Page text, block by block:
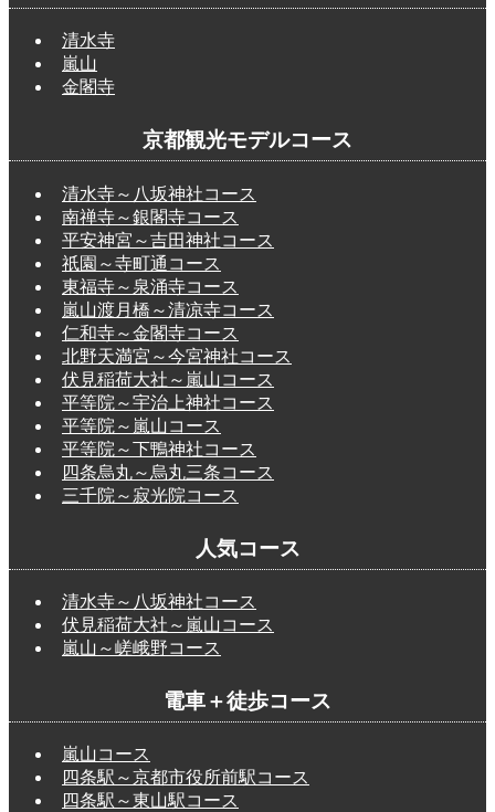
清水寺
嵐山
金閣寺
京都観光モデルコース
清水寺～八坂神社コース
南禅寺～銀閣寺コース
平安神宮～吉田神社コース
祇園～寺町通コース
東福寺～泉涌寺コース
嵐山渡月橋～清凉寺コース
仁和寺～金閣寺コース
北野天満宮～今宮神社コース
伏見稲荷大社～嵐山コース
平等院～宇治上神社コース
平等院～嵐山コース
平等院～下鴨神社コース
四条烏丸～烏丸三条コース
三千院～寂光院コース
人気コース
清水寺～八坂神社コース
伏見稲荷大社～嵐山コース
嵐山～嵯峨野コース
電車＋徒歩コース
嵐山コース
四条駅～京都市役所前駅コース
四条駅～東山駅コース